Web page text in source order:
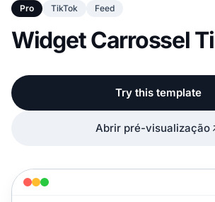
Pro TikTok Feed
Widget Carrossel
Try this template
Abrir pré-visualização